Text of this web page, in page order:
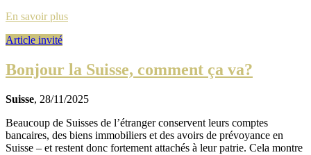
En savoir plus
Article invité
Bonjour la Suisse, comment ça va?
Suisse, 28/11/2025
Beaucoup de Suisses de l’étranger conservent leurs comptes
bancaires, des biens immobiliers et des avoirs de prévoyance en
Suisse – et restent donc fortement attachés à leur patrie. Cela montre